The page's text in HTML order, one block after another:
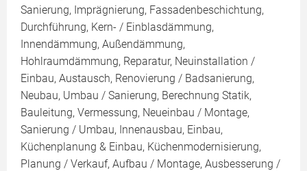
Sanierung, Imprägnierung, Fassadenbeschichtung,
Durchführung, Kern- / Einblasdämmung,
Innendämmung, Außendämmung,
Hohlraumdämmung, Reparatur, Neuinstallation /
Einbau, Austausch, Renovierung / Badsanierung,
Neubau, Umbau / Sanierung, Berechnung Statik,
Bauleitung, Vermessung, Neueinbau / Montage,
Sanierung / Umbau, Innenausbau, Einbau,
Küchenplanung & Einbau, Küchenmodernisierung,
Planung / Verkauf, Aufbau / Montage, Ausbesserung /